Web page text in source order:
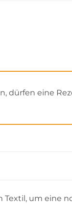
dürfen eine
Textil, um eine